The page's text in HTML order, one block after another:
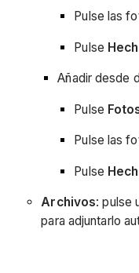
Pulse las
Pulse
Añadir desde
Pulse
Pulse las
Pulse
Archivos: pulse
para adjuntarlo